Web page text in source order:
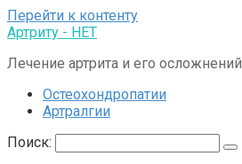
Перейти к контенту
Артриту - НЕТ
Лечение артрита и его осложнений
Остеохондропатии
Артралгии
Поиск: